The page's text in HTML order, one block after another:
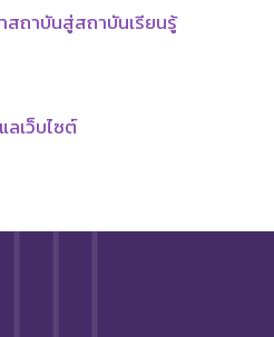
ถาบันสู่สถาบันเรียนรู้
ลเว็บไซต์